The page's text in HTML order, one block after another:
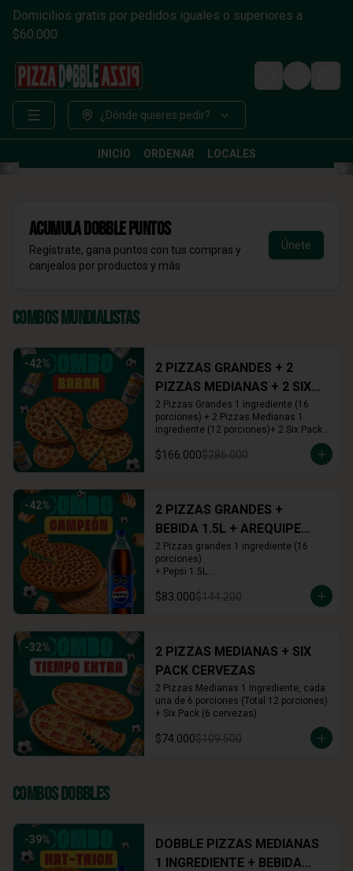
Domicilios gratis por pedidos iguales o superiores a
$60.000
Login
¿Dónde quieres pedir?
INICIO ORDENAR LOCALES
AcumulaDOBBLE Puntos
Regístrate, gana puntos con tus compras y
canjealos por productos y más
Únete
Combos Mundialistas
-42%
2 PIZZAS GRANDES + 2
PIZZAS MEDIANAS + 2 SIX
PACKS CERVEZAS
2 Pizzas Grandes 1 ingrediente (16
porciones) + 2 Pizzas Medianas 1
ingrediente (12 porciones)+ 2 Six Pack
$166.000$286.000
-42%
2 PIZZAS GRANDES +
BEBIDA 1.5L + AREQUIPE
ROLLS
2 Pizzas grandes 1 ingrediente (16
porciones)
+ Pepsi 1.5L
+ Arequipe o Cinnamon Rolls (16 und.)
$83.000$144.200
-32%
2 PIZZAS MEDIANAS + SIX
PACK CERVEZAS
2 Pizzas Medianas 1 Ingrediente, cada
una de 6 porciones (Total 12 porciones)
+ Six Pack (6 cervezas)
$74.000$109.500
Combos Dobbles
-39%
DOBBLE PIZZAS MEDIANAS
1 INGREDIENTE + BEBIDA